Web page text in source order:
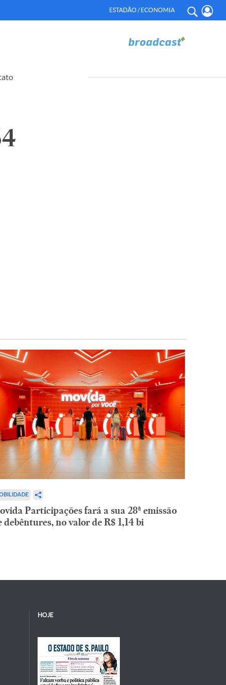
ESTADÃO / ECONOMIA
Participações fará a sua 28ª emissão
debêntures, no valor de R$ 1,14 bi
HOJE